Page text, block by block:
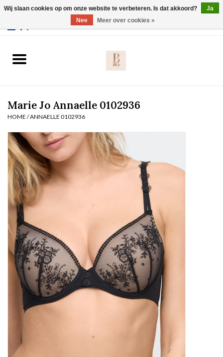
Slip
Body
Nachtmode
Solden
Homewear
Badmode
Lingerie-accessoires
Cadeaubonnen
Marie Jo Annaelle 0102936
HOME /ANNAELLE 0102936
Wij slaan cookies op om onze website te verbeteren. Is dat akkoord?
Ja
Nee
Meer over cookies »
Webshop werkt met EU maten. .